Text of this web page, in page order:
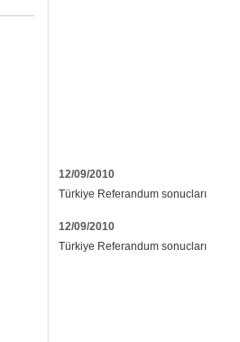
12/09/2010
Türkiye Referandum sonucları
12/09/2010
Türkiye Referandum sonucları